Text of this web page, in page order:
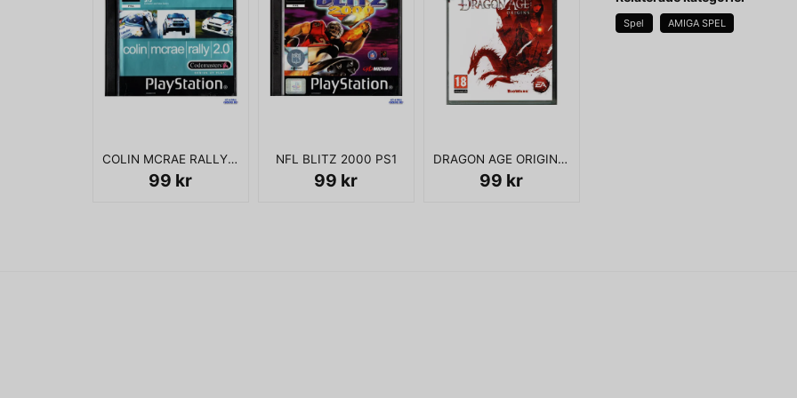
COLIN MCRAE RALLY 2.0 PS1
99 kr
NFL BLITZ 2000 PS1
99 kr
DRAGON AGE ORIGINS PS3
99 kr
Spel AMIGA SPEL